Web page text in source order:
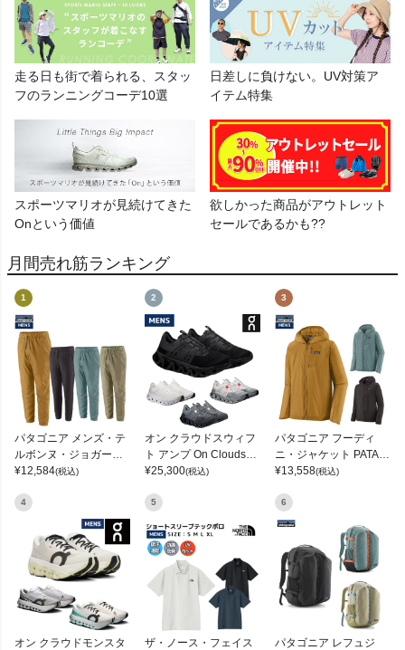
走る日も街で着られる、スタッ
フのランニングコーデ10選
日差しに負けない。UV対策ア
イテム特集
スポーツマリオが見続けてきた
Onという価値
欲しかった商品がアウトレット
セールであるかも??
月間売れ筋ランキング
1
パタゴニア メンズ・テ
ルボンヌ・ジョガーズ
PATAGONIA MS TERR
¥12,584(税込)
2
オン クラウドスウィフ
ト アンプ On Cloudswif
t Amp
¥25,300(税込)
3
パタゴニア フーディ
ニ・ジャケット PATAG
ONIA MS HOUDINI JKT
¥13,558(税込)
4
オン クラウドモンスタ
5
ザ・ノース・フェイス
6
パタゴニア レフュジ